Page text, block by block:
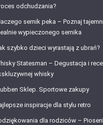
odchudzania?
sernik peka – Poznaj
wypieczonego sernika
szybko dzieci wyrastają z ubrań?
Statesman – Degustacja i
whisky
Sklep. Sportowe zakupy
inspiracje dla stylu retro
dla rodziców –